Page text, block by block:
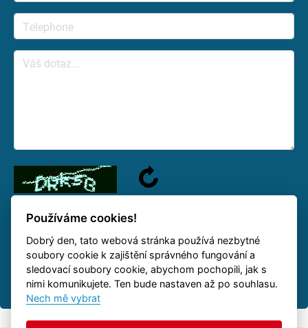
We will answer your question as soon as possible.
Používáme cookies!
Dobrý den, tato webová stránka používá nezbytné
soubory cookie k zajištění správného fungování a
sledovací soubory cookie, abychom pochopili, jak s
nimi komunikujete. Ten bude nastaven až po souhlasu.
Nech mě vybrat